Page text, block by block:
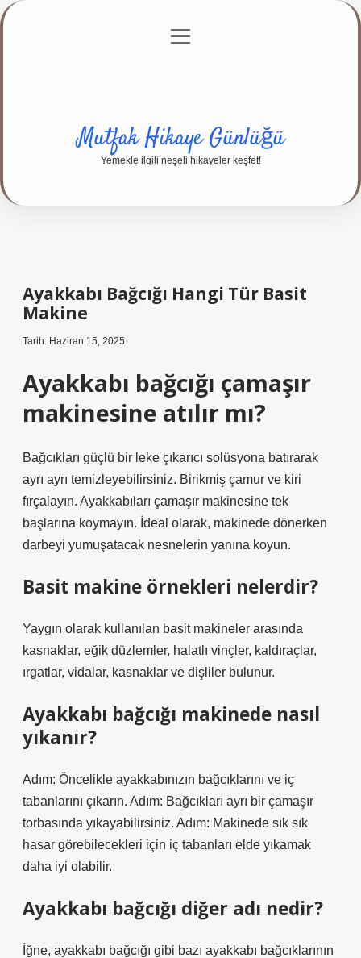
Gizlilik Politikası
menüyü
Mutfak Hikaye Günlüğü
Yemekle ilgili neşeli hikayeler keşfet!
Ayakkabı Bağcığı Hangi Tür Basit
Makine
Tarih: Haziran 15, 2025
Ayakkabı bağcığı çamaşır
makinesine atılır mı?
Bağcıkları güçlü bir leke çıkarıcı solüsyona batırarak
ayrı ayrı temizleyebilirsiniz. Birikmiş çamur ve kiri
fırçalayın. Ayakkabıları çamaşır makinesine tek
başlarına koymayın. İdeal olarak, makinede dönerken
darbeyi yumuşatacak nesnelerin yanına koyun.
Basit makine örnekleri nelerdir?
Yaygın olarak kullanılan basit makineler arasında
kasnaklar, eğik düzlemler, halatlı vinçler, kaldıraçlar,
ırgatlar, vidalar, kasnaklar ve dişliler bulunur.
Ayakkabı bağcığı makinede nasıl
yıkanır?
Adım: Öncelikle ayakkabınızın bağcıklarını ve iç
tabanlarını çıkarın. Adım: Bağcıkları ayrı bir çamaşır
torbasında yıkayabilirsiniz. Adım: Makinede sık sık
hasar görebilecekleri için iç tabanları elde yıkamak
daha iyi olabilir.
Ayakkabı bağcığı diğer adı nedir?
İğne, ayakkabı bağcığı gibi bazı ayakkabı bağcıklarının